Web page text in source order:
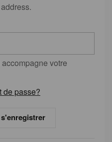
votre
de passe?